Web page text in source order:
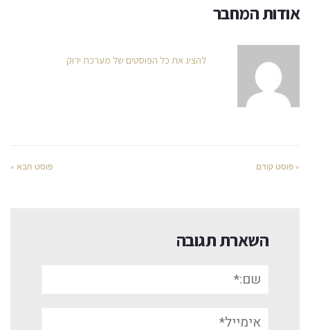
אודות המחבר
להציג את כל הפוסטים של מערכת ירוק
« פוסט קודם פוסט הבא »
השארת תגובה
אימייל*